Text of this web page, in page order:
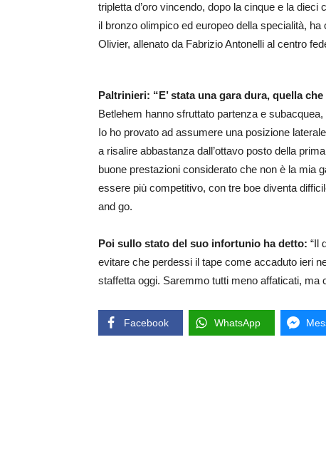
tripletta d’oro vincendo, dopo la cinque e la dieci
il bronzo olimpico ed europeo della specialità,
Olivier, allenato da Fabrizio Antonelli al centro
Paltrinieri: “E’ stata una gara dura, quella
Betlehem hanno sfruttato partenza e
Io ho provato ad assumere una posizione
a risalire abbastanza dall’ottavo posto della
buone prestazioni considerato che non è la mia
essere più competitivo, con tre boe diventa
and go.
Poi sullo stato del suo infortunio ha detto: “Il
evitare che perdessi il tape come accaduto ieri
staffetta oggi. Saremmo tutti meno affaticati, ma
Facebook WhatsApp